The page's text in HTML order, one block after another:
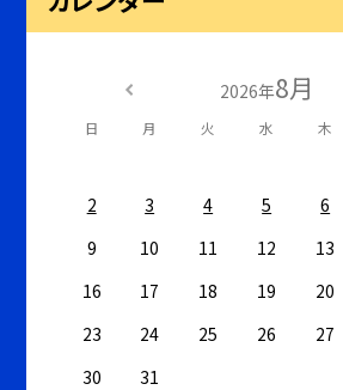
2026年8月
日 月 火 水 木
2
3 4 5 6
9
10 11 12 13
16
17 18 19 20
23
24 25 26 27
30
31